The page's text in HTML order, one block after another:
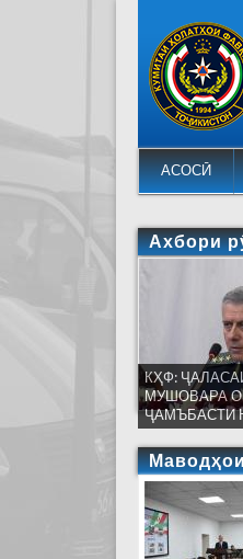
АСОСӢ
Ахбори
КҲФ:
МУШОВАРА
ҶАМЪБАСТИ